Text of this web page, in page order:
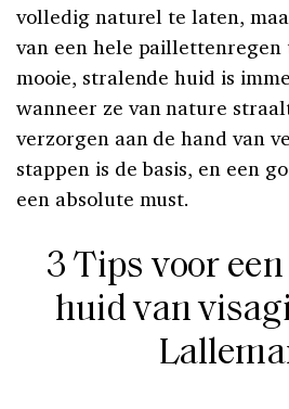
volledig naturel te laten,
van een hele paillettenregen
mooie, stralende huid is
wanneer ze van nature
verzorgen aan de hand van
stappen is de basis, en een
een absolute must.
3 Tips voor
huid van